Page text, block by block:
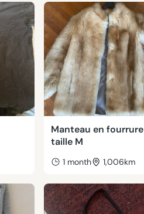
Manteau en fourrure
taille M
1 month 1,006km